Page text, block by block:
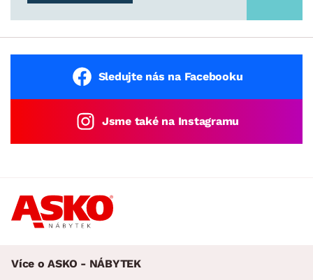
Sledujte nás na Facebooku
Jsme také na Instagramu
Více o ASKO - NÁBYTEK